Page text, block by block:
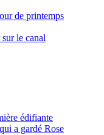
de printemps
le canal
édifiante
a gardé Rose